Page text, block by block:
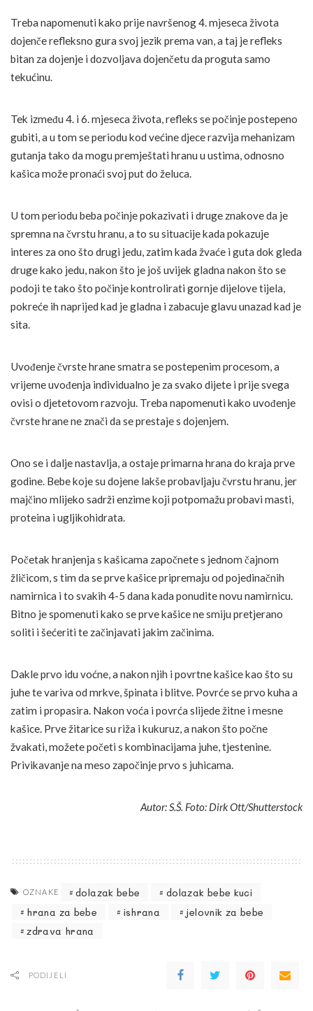
Treba napomenuti kako prije navršenog 4. mjeseca života
dojenče refleksno gura svoj jezik prema van, a taj je refleks
bitan za dojenje i dozvoljava dojenčetu da proguta samo
tekućinu.
Tek između 4. i 6. mjeseca života, refleks se počinje postepeno
gubiti, a u tom se periodu kod većine djece razvija mehanizam
gutanja tako da mogu premještati hranu u ustima, odnosno
kašica može pronaći svoj put do želuca.
U tom periodu beba počinje pokazivati i druge znakove da je
spremna na čvrstu hranu, a to su situacije kada pokazuje
interes za ono što drugi jedu, zatim kada žvaće i guta dok gleda
druge kako jedu, nakon što je još uvijek gladna nakon što se
podoji te tako što počinje kontrolirati gornje dijelove tijela,
pokreće ih naprijed kad je gladna i zabacuje glavu unazad kad je
sita.
Uvođenje čvrste hrane smatra se postepenim procesom, a
vrijeme uvođenja individualno je za svako dijete i prije svega
ovisi o djetetovom razvoju. Treba napomenuti kako uvođenje
čvrste hrane ne znači da se prestaje s dojenjem.
Ono se i dalje nastavlja, a ostaje primarna hrana do kraja prve
godine. Bebe koje su dojene lakše probavljaju čvrstu hranu, jer
majčino mlijeko sadrži enzime koji potpomažu probavi masti,
proteina i ugljikohidrata.
Početak hranjenja s kašicama započnete s jednom čajnom
žličicom, s tim da se prve kašice pripremaju od pojedinačnih
namirnica i to svakih 4-5 dana kada ponudite novu namirnicu.
Bitno je spomenuti kako se prve kašice ne smiju pretjerano
soliti i šećeriti te začinjavati jakim začinima.
Dakle prvo idu voćne, a nakon njih i povrtne kašice kao što su
juhe te variva od mrkve, špinata i blitve. Povrće se prvo kuha a
zatim i propasira. Nakon voća i povrća slijede žitne i mesne
kašice. Prve žitarice su riža i kukuruz, a nakon što počne
žvakati, možete početi s kombinacijama juhe, tjestenine.
Privikavanje na meso započinje prvo s juhicama.
Autor: S.Š. Foto: Dirk Ott/Shutterstock
OZNAKE dolazak bebe
dolazak bebe kuci
hrana za bebe
ishrana
jelovnik za bebe
zdrava hrana
PODIJELI